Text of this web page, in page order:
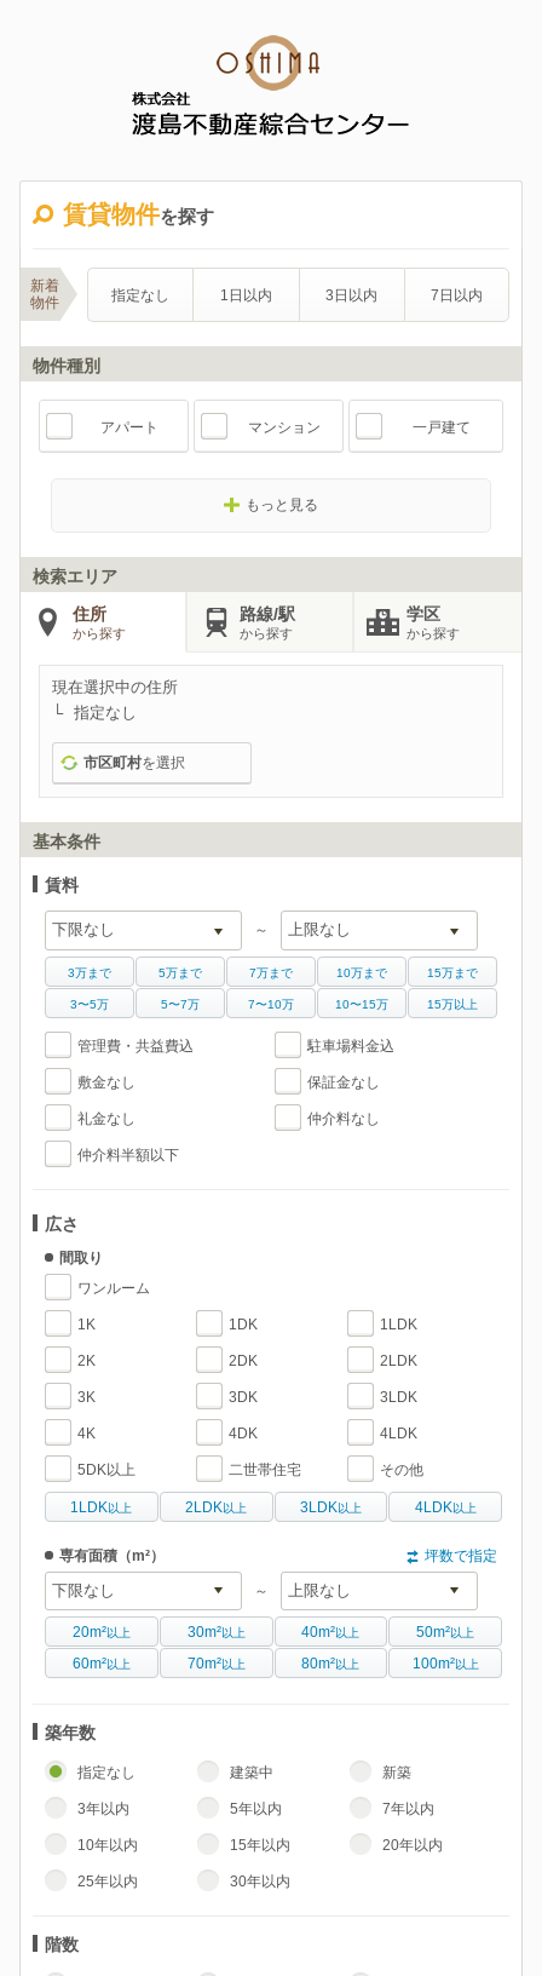
賃貸物件を探す
新着
物件
指定なし 1日以内 3日以内 7日以内
物件種別
アパート マンション 一戸建て
もっと見る
検索エリア
住所
から探す
路線/駅
から探す
学区
から探す
現在選択中の住所
指定なし
市区町村を選択
基本条件
賃料
～
3万まで 5万まで 7万まで 10万まで 15万まで
3〜5万 5〜7万 7〜10万 10〜15万 15万以上
管理費・共益費込 駐車場料金込
敷金なし 保証金なし
礼金なし 仲介料なし
仲介料半額以下
広さ
間取り
ワンルーム
1K 1DK 1LDK
2K 2DK 2LDK
3K 3DK 3LDK
4K 4DK 4LDK
5DK以上 二世帯住宅 その他
1LDK 以上 2LDK 以上 3LDK 以上 4LDK 以上
専有面積（m²） 坪数で指定
～
20m²以上 30m²以上 40m²以上 50m²以上
60m²以上 70m²以上 80m²以上 100m²以上
築年数
指定なし 建築中 新築
3年以内 5年以内 7年以内
10年以内 15年以内 20年以内
25年以内 30年以内
階数